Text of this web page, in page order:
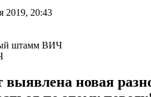
2019, 20:43
выявлена новая